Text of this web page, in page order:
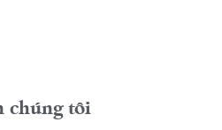
chúng tôi